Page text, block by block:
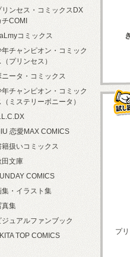
プ
リンセス・コミックスDX
チCOMI
コミックス
年チャンピオン・コミック
（プリンセス）
ニータ・コミックス
年チャンピオン・コミック
（ミステリーボニータ）
恋愛MAX COMICS
籍扱いコミックス
田文庫
COMICS
集・イラスト集
真集
ジュアルファンブック
TOP COMICS